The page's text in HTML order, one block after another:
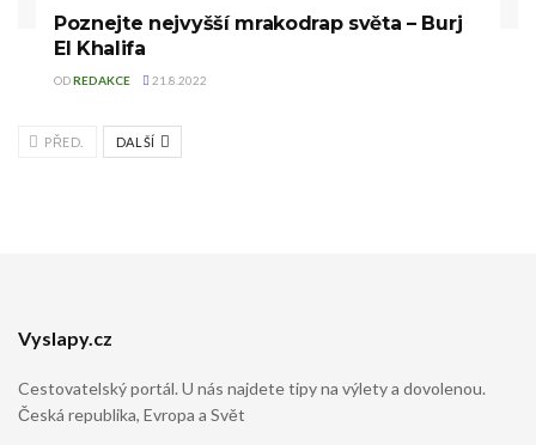
Poznejte nejvyšší mrakodrap světa – Burj
El Khalifa
ODREDAKCE 21.8.2022
PŘED. DALŠÍ
Vyslapy.cz
Cestovatelský portál. U nás najdete tipy na výlety a dovolenou.
Česká republika, Evropa a Svět